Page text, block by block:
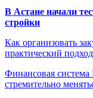
В Астане начали
стройки
Как организовать
практический
Финансовая система
стремительно